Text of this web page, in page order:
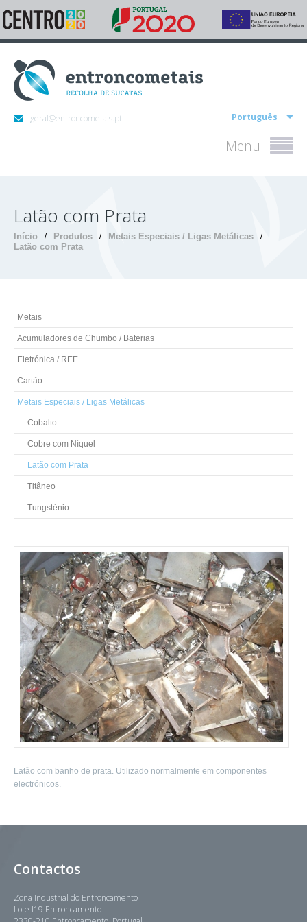
geral@entroncometais.pt Português
Menu
Latão com Prata
Início / Produtos / Metais Especiais / Ligas Metálicas /
Latão com Prata
Metais
Acumuladores de Chumbo / Baterias
Eletrónica / REE
Cartão
Metais Especiais / Ligas Metálicas
Cobalto
Cobre com Níquel
Latão com Prata
Titâneo
Tungsténio
Latão com banho de prata. Utilizado normalmente em componentes
electrónicos.
Contactos
Zona Industrial do Entroncamento
Lote I19 Entroncamento